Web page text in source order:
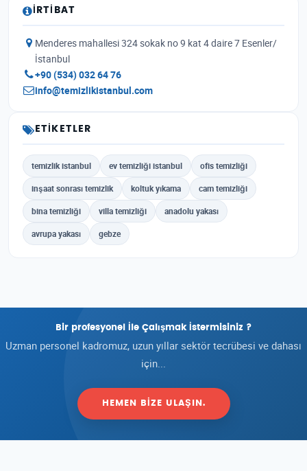
İRTIBAT
Menderes mahallesi 324 sokak no 9 kat 4 daire 7 Esenler/
İstanbul
+90 (534) 032 64 76
info@temizlikistanbul.com
ETIKETLER
temizlik istanbul ev temizliği istanbul ofis temizliği
inşaat sonrası temizlik koltuk yıkama cam temizliği
bina temizliği villa temizliği anadolu yakası
avrupa yakası gebze
Bir profesyonel İle Çalışmak İstermisiniz ?
Uzman personel kadromuz, uzun yıllar sektör tecrübesi ve dahası
için...
HEMEN BIZE ULAŞIN.